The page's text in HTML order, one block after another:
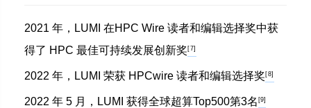
2021 年， LUMI 在HPC Wire 读者和编辑选择奖中获
得了 HPC 最佳可持续发展创新奖 [7]
2022 年， LUMI 荣获 HPCwire 读者和编辑选择奖 [8]
2022 年 5 月， LUMI 获得全球超算Top500第3名 [9]